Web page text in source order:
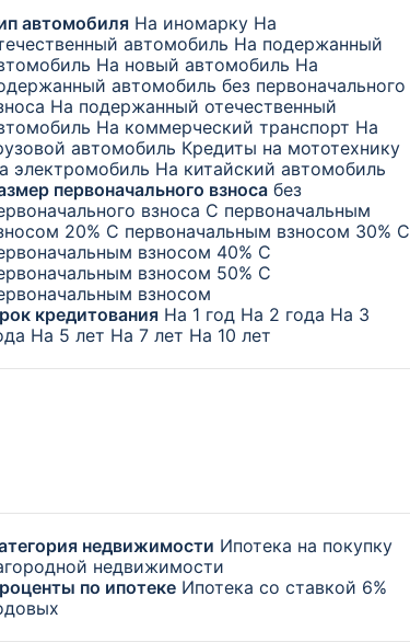
автомобиля На иномарку На
автомобиль На подержанный
На новый автомобиль На
автомобиль без первоначального
На подержанный отечественный
На коммерческий транспорт На
автомобиль Кредиты на мототехнику
электромобиль На китайский автомобиль
первоначального взноса без
взноса С первоначальным
20% С первоначальным взносом 30% С
взносом 40% С
взносом 50% С
взносом
кредитования На 1 год На 2 года На 3
На 5 лет На 7 лет На 10 лет
недвижимости Ипотека на покупку
недвижимости
по ипотеке Ипотека со ставкой 6%